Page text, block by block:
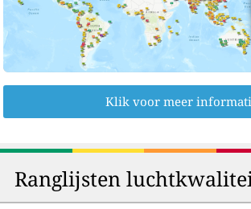
Klik voor meer
Ranglijsten